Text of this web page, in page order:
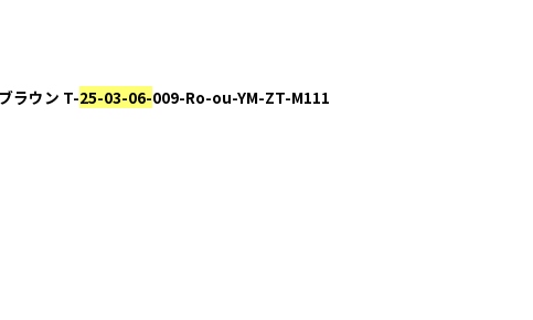
ラウン T-25-03-06-009-Ro-ou-YM-ZT-M111